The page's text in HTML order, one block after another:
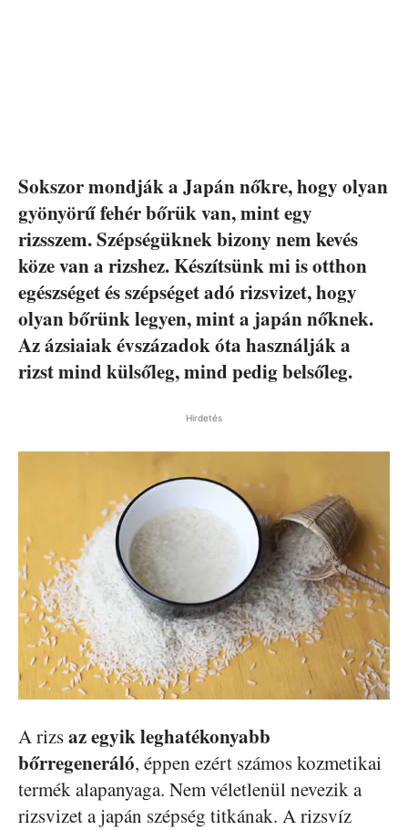
Sokszor mondják a Japán nőkre, hogy olyan
gyönyörű fehér bőrük van, mint egy
rizsszem. Szépségüknek bizony nem kevés
köze van a rizshez. Készítsünk mi is otthon
egészséget és szépséget adó rizsvizet, hogy
olyan bőrünk legyen, mint a japán nőknek.
Az ázsiaiak évszázadok óta használják a
rizst mind külsőleg, mind pedig belsőleg.
Hirdetés
A rizsaz egyik leghatékonyabb
bőrregeneráló, éppen ezért számos kozmetikai
termék alapanyaga. Nem véletlenül nevezik a
rizsvizet a japán szépség titkának. A rizsvíz